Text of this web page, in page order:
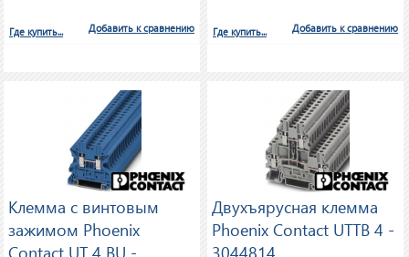
Добавить к сравнению
Где купить... Добавить к сравнению
Где купить...
Клемма с винтовым
зажимом Phoenix
Contact UT 4 BU -
Двухъярусная клемма
Phoenix Contact UTTB 4 -
3044814